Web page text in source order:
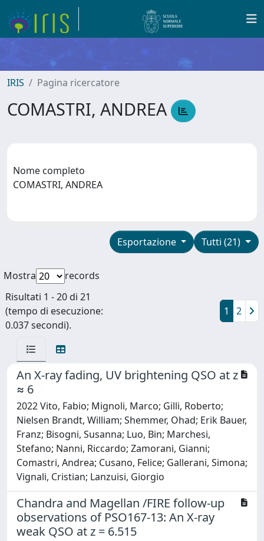
IRIS Pagina ricercatore
COMASTRI, ANDREA
Nome completo
COMASTRI, ANDREA
Tutti (21)
Esportazione
Mostra
records
Risultati 1 - 20 di 21
(tempo di esecuzione:
0.037 secondi).
1 2
An X-ray fading, UV brightening QSO at z
≈ 6
2022 Vito, Fabio; Mignoli, Marco; Gilli, Roberto;
Nielsen Brandt, William; Shemmer, Ohad; Erik Bauer,
Franz; Bisogni, Susanna; Luo, Bin; Marchesi,
Stefano; Nanni, Riccardo; Zamorani, Gianni;
Comastri, Andrea; Cusano, Felice; Gallerani, Simona;
Vignali, Cristian; Lanzuisi, Giorgio
Chandra and Magellan /FIRE follow-up
observations of PSO167-13: An X-ray
weak QSO at z = 6.515